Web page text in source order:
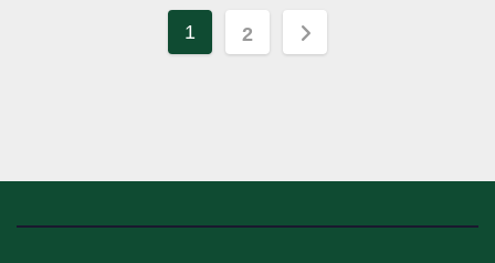
Berichten
1 2